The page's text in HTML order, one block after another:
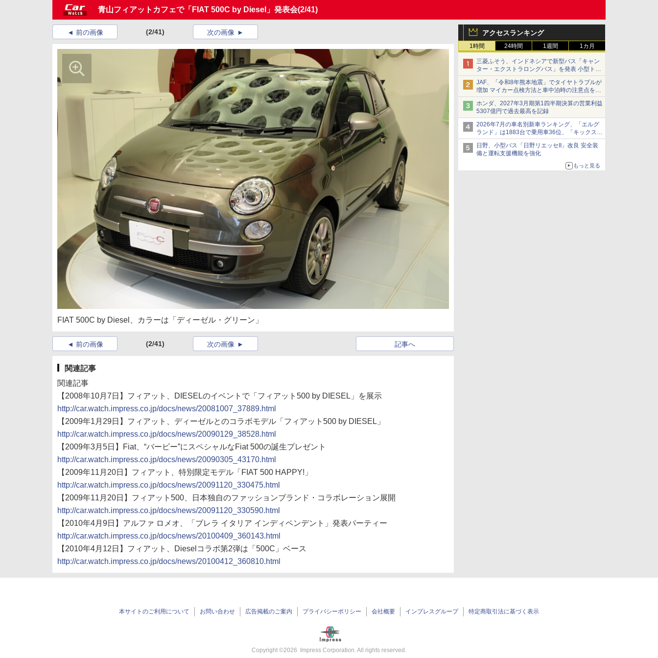
青山フィアットカフェで「FIAT 500C by Diesel」発表会(2/41)
アクセスランキング
1時間 24時間 1週間 1カ月
三菱ふそう、インドネシアで新型バス「キャン
ター・エクストラロングバス」を発表 小型トラ
ックベースの観光・旅客輸送向けバス
JAF、「令和8年熊本地震」でタイヤトラブルが
増加 マイカー点検方法と車中泊時の注意点を呼
びかけ
ホンダ、2027年3月期第1四半期決算の営業利益
5307億円で過去最高を記録
2026年7月の車名別新車ランキング、「エルグ
ランド」は1883台で乗用車36位、「キックス」
は2591台で27位に
日野、小型バス「日野リエッセII」改良 安全装
備と運転支援機能を強化
もっと見る
前の画像 (2/41) 次の画像
FIAT 500C by Diesel、カラーは「ディーゼル・グリーン」
前の画像 (2/41) 記事へ
次の画像
関連記事
関連記事
【2008年10月7日】フィアット、DIESELのイベントで「フィアット500 by DIESEL」を展示
http://car.watch.impress.co.jp/docs/news/20081007_37889.html
【2009年1月29日】フィアット、ディーゼルとのコラボモデル「フィアット500 by DIESEL」
http://car.watch.impress.co.jp/docs/news/20090129_38528.html
【2009年3月5日】Fiat、“バービー”にスペシャルなFiat 500の誕生プレゼント
http://car.watch.impress.co.jp/docs/news/20090305_43170.html
【2009年11月20日】フィアット、特別限定モデル「FIAT 500 HAPPY!」
http://car.watch.impress.co.jp/docs/news/20091120_330475.html
【2009年11月20日】フィアット500、日本独自のファッションブランド・コラボレーション展開
http://car.watch.impress.co.jp/docs/news/20091120_330590.html
【2010年4月9日】アルファ ロメオ、「ブレラ イタリア インディペンデント」発表パーティー
http://car.watch.impress.co.jp/docs/news/20100409_360143.html
【2010年4月12日】フィアット、Dieselコラボ第2弾は「500C」ベース
http://car.watch.impress.co.jp/docs/news/20100412_360810.html
本サイトのご利用について お問い合わせ 広告掲載のご案内 プライバシーポリシー 会社概要 インプレスグループ 特定商取引法に基づく表示
Copyright ©2026 Impress Corporation. All rights reserved.